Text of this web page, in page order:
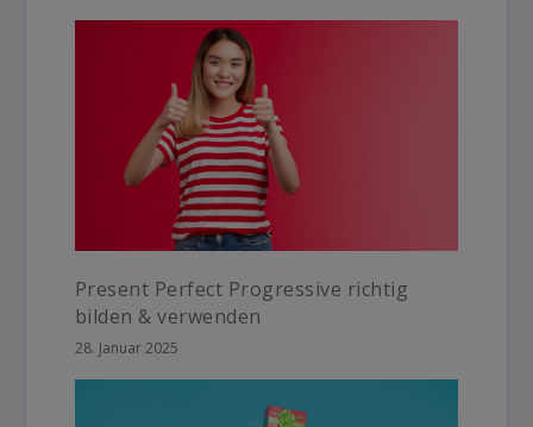
Present Perfect Progressive richtig
bilden & verwenden
28. Januar 2025